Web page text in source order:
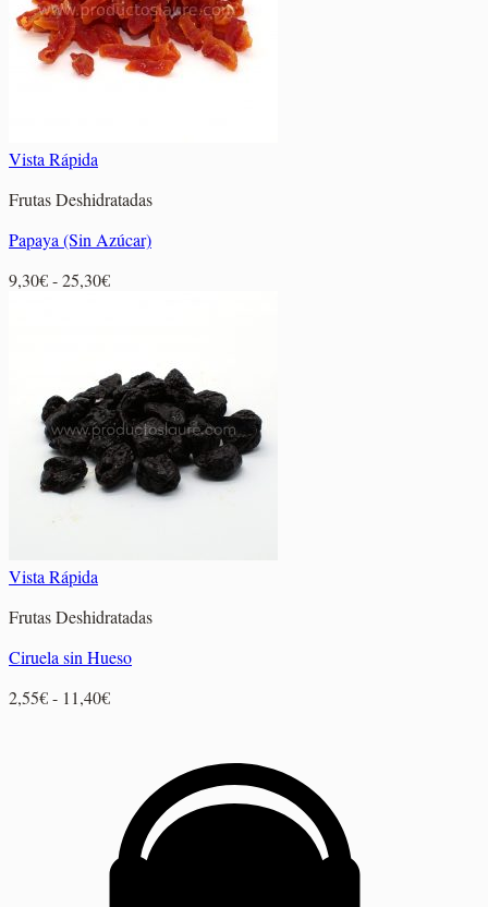
Vista Rápida
Frutas Deshidratadas
Papaya (Sin Azúcar)
9,30€-25,30€Rango
9,30€
hasta
25,30€
Vista Rápida
Frutas Deshidratadas
Ciruela sin Hueso
2,55€- 11,40€Rango
hasta
11,40€